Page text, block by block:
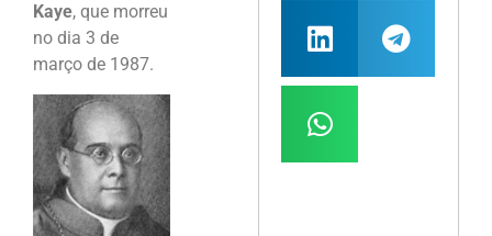
Kaye, que morreu
no dia 3 de
março de 1987.